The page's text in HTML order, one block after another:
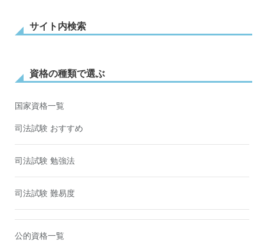
サイト内検索
資格の種類で選ぶ
国家資格一覧
司法試験 おすすめ
司法試験 勉強法
司法試験 難易度
公的資格一覧